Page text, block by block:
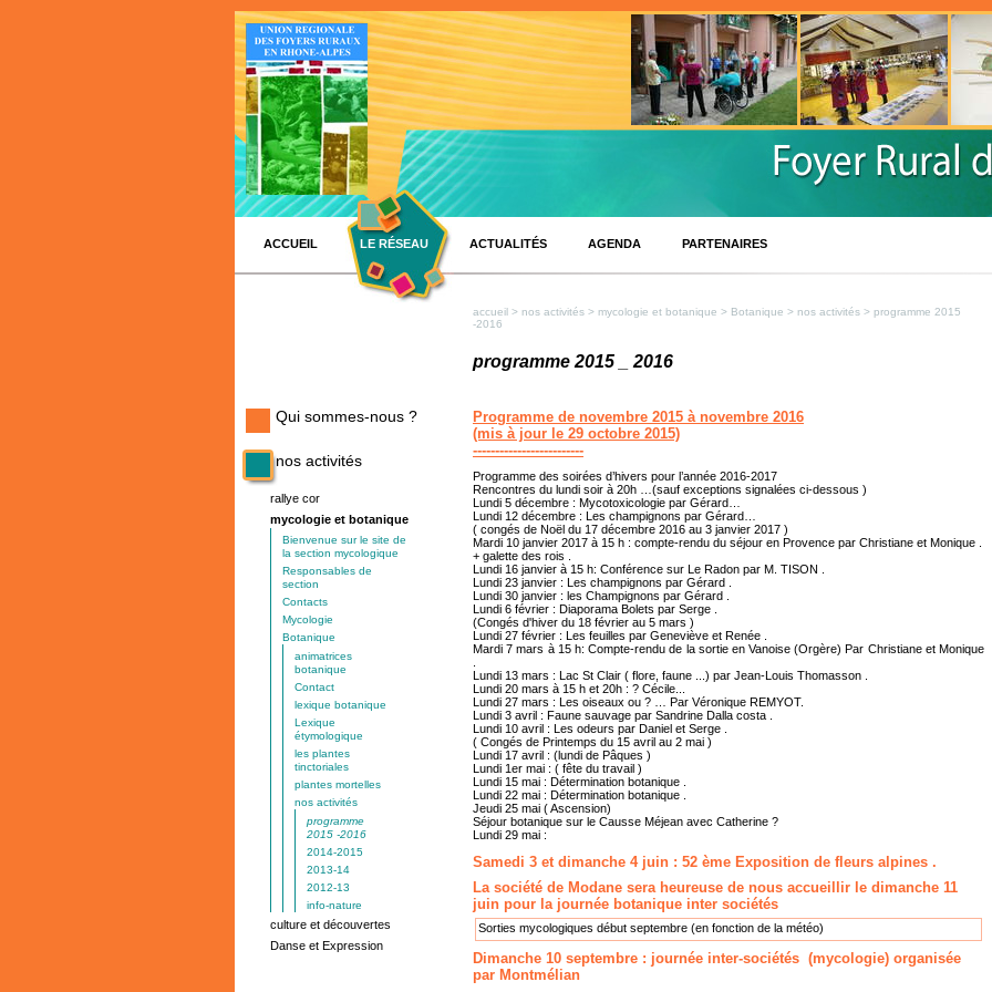
ACCUEIL LE RÉSEAU ACTUALITÉS AGENDA PARTENAIRES
Qui sommes-nous ?
nos activités
rallye cor
mycologie et botanique
Bienvenue sur le site de
la section mycologique
Responsables de
section
Contacts
Mycologie
Botanique
animatrices
botanique
Contact
lexique botanique
Lexique
étymologique
les plantes
tinctoriales
plantes mortelles
nos activités
programme
2015 -2016
2014-2015
2013-14
2012-13
info-nature
culture et découvertes
Danse et Expression
accueil > nos activités > mycologie et botanique > Botanique > nos activités > programme 2015
-2016
programme 2015 _ 2016
Programme de novembre 2015 à novembre 2016
(mis à jour le 29 octobre 2015)
-------------------------
Programme des soirées d’hivers pour l’année 2016-2017
Rencontres du lundi soir à 20h …(sauf exceptions signalées ci-dessous )
Lundi 5 décembre : Mycotoxicologie par Gérard…
Lundi 12 décembre : Les champignons par Gérard…
( congés de Noël du 17 décembre 2016 au 3 janvier 2017 )
Mardi 10 janvier 2017 à 15 h : compte-rendu du séjour en Provence par Christiane et Monique .
+ galette des rois .
Lundi 16 janvier à 15 h: Conférence sur Le Radon par M. TISON .
Lundi 23 janvier : Les champignons par Gérard .
Lundi 30 janvier : les Champignons par Gérard .
Lundi 6 février : Diaporama Bolets par Serge .
(Congés d'hiver du 18 février au 5 mars )
Lundi 27 février : Les feuilles par Geneviève et Renée .
Mardi 7 mars à 15 h: Compte-rendu de la sortie en Vanoise (Orgère) Par Christiane et Monique
Lundi 13 mars : Lac St Clair ( flore, faune ...) par Jean-Louis Thomasson .
Lundi 20 mars à 15 h et 20h : ? Cécile...
Lundi 27 mars : Les oiseaux ou ? … Par Véronique REMYOT.
Lundi 3 avril : Faune sauvage par Sandrine Dalla costa .
Lundi 10 avril : Les odeurs par Daniel et Serge .
( Congés de Printemps du 15 avril au 2 mai )
Lundi 17 avril : (lundi de Pâques )
Lundi 1er mai : ( fête du travail )
Lundi 15 mai : Détermination botanique .
Lundi 22 mai : Détermination botanique .
Jeudi 25 mai ( Ascension)
Séjour botanique sur le Causse Méjean avec Catherine ?
Lundi 29 mai :
Samedi 3 et dimanche 4 juin : 52 ème Exposition de fleurs alpines .
La société de Modane sera heureuse de nous accueillir le dimanche 11
juin pour la journée botanique inter sociétés
Sorties mycologiques début septembre (en fonction de la météo)
Dimanche 10 septembre : journée inter-sociétés (mycologie) organisée
par Montmélian